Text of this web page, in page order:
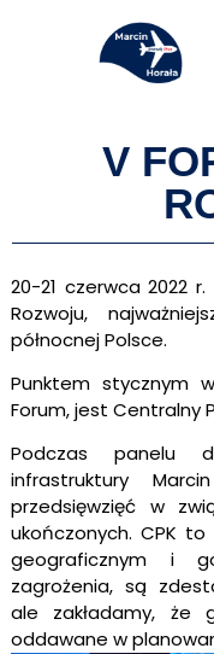
V
20-21 czerwca 2022
Rozwoju,
północnej Polsce.
Punktem stycznym
Forum, jest Centralny
Podczas panelu
infrastruktury
przedsięwzięć w
ukończonych. CPK
geograficznym i
zagrożenia, są
ale zakładamy, że
oddawane w